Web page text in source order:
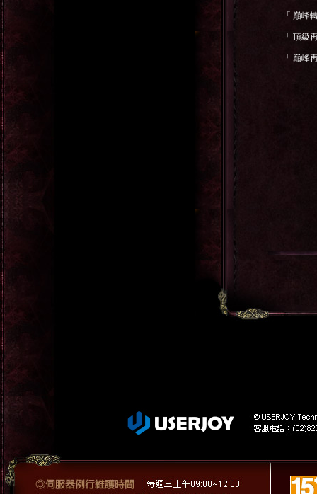
「 巔峰
「 頂級
「 巔峰